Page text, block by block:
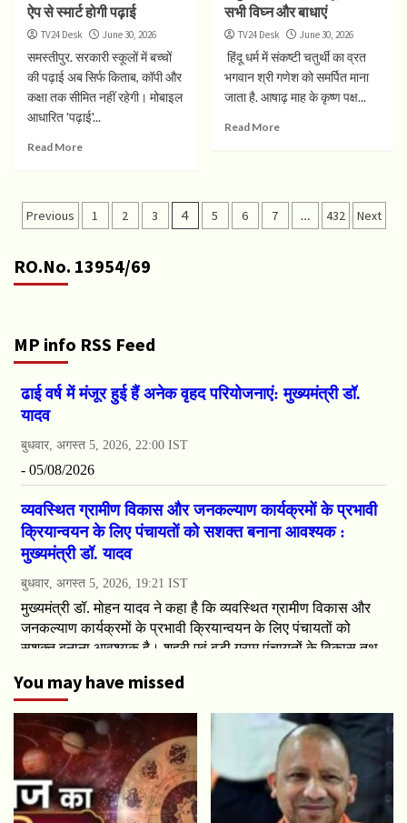
ऐप से स्मार्ट होगी पढ़ाई
TV24 Desk June 30, 2026
समस्तीपुर. सरकारी स्कूलों में बच्चों
की पढ़ाई अब सिर्फ किताब, कॉपी और
कक्षा तक सीमित नहीं रहेगी। मोबाइल
आधारित 'पढ़ाई'...
Read More
सभी विघ्न और बाधाएं
TV24 Desk June 30, 2026
हिंदू धर्म में संकष्टी चतुर्थी का व्रत
भगवान श्री गणेश को समर्पित माना
जाता है. आषाढ़ माह के कृष्ण पक्ष...
Read More
Posts
Previous 1 2 3 4 5 6 7 … 432 Next
RO.No. 13954/69
MP info RSS Feed
You may have missed